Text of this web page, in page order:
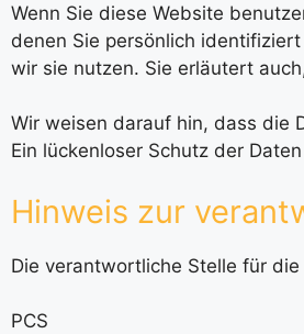
Wenn Sie diese Website
denen Sie persönlich
wir sie nutzen. Sie erläutert
Wir weisen darauf hin, dass die
Ein lückenloser Schutz der
Hinweis zur
Die verantwortliche Stelle für
PCS